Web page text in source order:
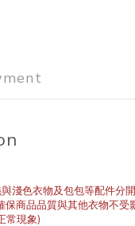
淺色衣物及包包等配件分
保商品品質與其他衣物不受
常現象)